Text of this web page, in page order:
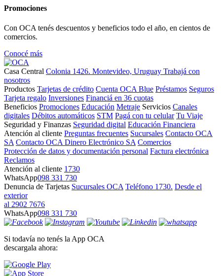
Promociones
Con OCA tenés descuentos y beneficios todo el año, en cientos de
comercios.
Conocé más
Casa Central Colonia 1426. Montevideo, Uruguay Trabajá con
nosotros
Productos Tarjetas de crédito Cuenta OCA Blue Préstamos Seguros
Tarjeta regalo Inversiones Financiá en 36 cuotas
Beneficios Promociones Educación Metraje Servicios Canales
digitales Débitos automáticos STM Pagá con tu celular Tu Viaje
Seguridad y Finanzas Seguridad digital Educación Financiera
Atención al cliente Preguntas frecuentes Sucursales Contacto OCA
SA Contacto OCA Dinero Electrónico SA Comercios
Protección de datos y documentación personal Factura electrónica
Reclamos
Atención al cliente 1730
WhatsApp098 331 730
Denuncia de Tarjetas Sucursales OCA Teléfono 1730. Desde el
exterior
al 2902 7676
WhatsApp098 331 730
Si todavía no tenés la App OCA
descargala ahora: